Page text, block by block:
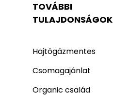
TOVÁBBI
TULAJDONSÁGOK
Hajtógázmentes
Csomagajánlat
Organic család